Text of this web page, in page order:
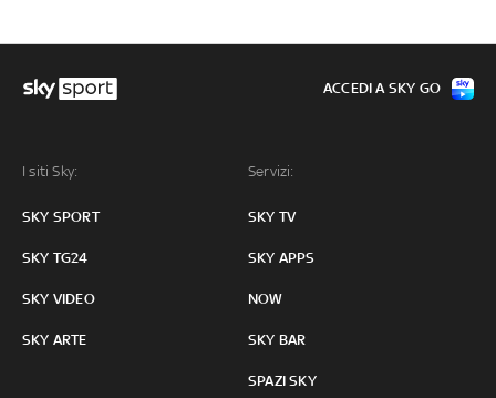
I siti Sky:
SKY SPORT
SKY TG24
SKY VIDEO
SKY ARTE
Servizi:
SKY TV
SKY APPS
NOW
SKY BAR
SPAZI SKY
ACCEDI A SKY GO